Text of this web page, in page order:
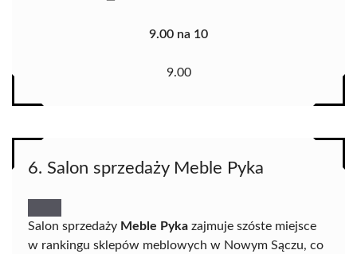
9.00 na 10
9.00
6. Salon sprzedaży Meble Pyka
Salon sprzedaży Meble Pyka zajmuje szóste miejsce
w rankingu sklepów meblowych w Nowym Sączu, co